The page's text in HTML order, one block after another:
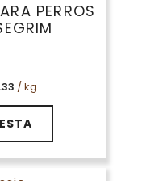
PERROS
/ kg